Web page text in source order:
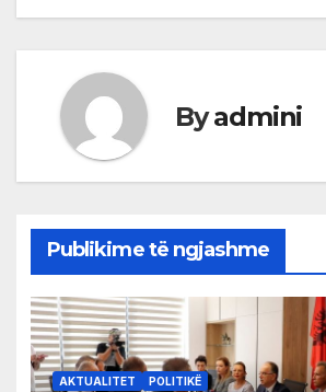
Byadmini
Publikime të ngjashme
AKTUALITET POLITIKË